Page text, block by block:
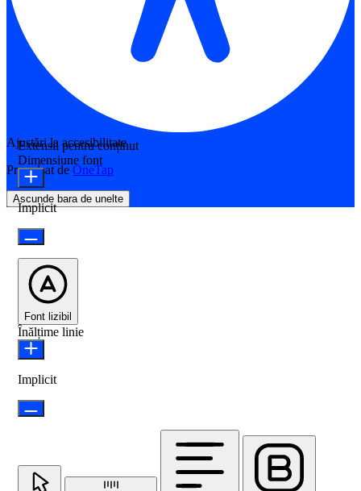
Ajustări la accesibilitate
Propulsat de OneTap
Ascunde bara de unelte
Extensii pentru conținut
Dimensiune font
Implicit
Font lizibil
Înălțime linie
Implicit